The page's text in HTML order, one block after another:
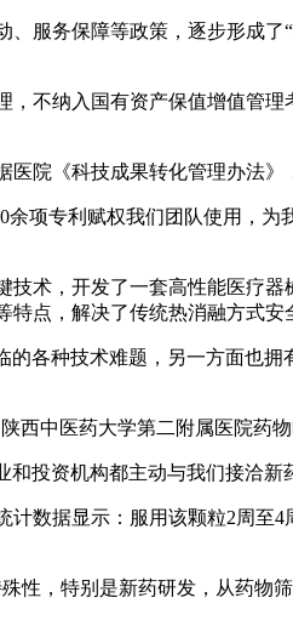
务保障等政策，逐步形成了
纳入国有资产保值增值管理
《科技成果转化管理办法》
专利赋权我们团队使用，为
，开发了一套高性能医疗器
点，解决了传统热消融方式安
种技术难题，另一方面也拥
中医药大学第二附属医院药物
资机构都主动与我们接洽新
据显示：服用该颗粒2周至4
，特别是新药研发，从药物